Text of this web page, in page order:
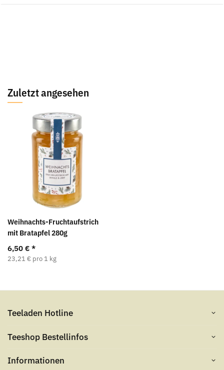
Zuletzt angesehen
Weihnachts-Fruchtaufstrich
mit Bratapfel 280g
6,50 € *
23,21 € pro 1 kg
Teeladen Hotline
Teeshop Bestellinfos
Informationen